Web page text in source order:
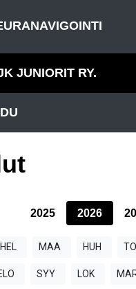
JUNIORIT RY.
2025 2026
HEL MAA HUH
SYY LOK